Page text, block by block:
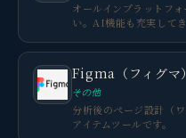
オールインプラットフ
い。AI機能も充実してき
Figma（フィグマ）
その他
分析後のページ設計（
アイテムツールです。